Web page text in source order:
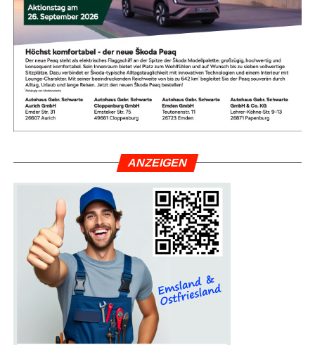
Kun­den gezielt liest, mini­miert Risi­ken und fin­det exakt
das Hotel, das zu den Bedürf­nis­sen der eige­nen Rei­se­
kon­stel­la­ti­on passt.
Fazit: Mit rich­ti­ger Pla­nung zum
per­fek­ten Familienurlaub
Die Tür­kei bleibt eine abso­lu­te Erst­emp­feh­lung für Fami­li­
der und fas­zi­nie­ren­de kul­tu­rel­le High­lights mit­ein­an­der
ver­bin­den möch­ten. Die Erfolgs­for­mel für den per­fek­ten
Urlaub lau­tet: recht­zei­tig pla­nen, auf ent­schei­den­de Aus­
stat­tungs­merk­ma­le ach­ten und Früh­bu­cher- sowie Flex-
Optio­nen sichern. Dann steht einer erhol­sa­men Aus­zeit
voll unver­gess­li­cher Momen­te nichts im Wege.
Tipp zur Buchung: Nut­zen Sie per­
sön­li­che Bera­tung vor Ort
Gibt es Unsi­cher­hei­ten, wel­ches Resort oder wel­che
ANZEI­GEN